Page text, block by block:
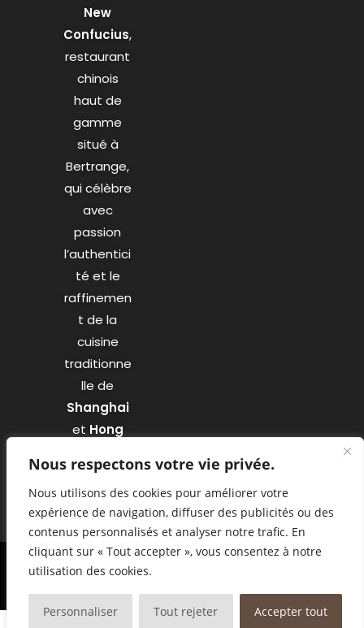
Nous respectons votre vie privée.
Nous utilisons des cookies pour améliorer votre
expérience de navigation, diffuser des publicités ou des
contenus personnalisés et analyser notre trafic. En
cliquant sur « Tout accepter », vous consentez à notre
utilisation des cookies.
Personnaliser Tout rejeter Accepter tout
New
Confucius,
restaurant
chinois
haut de
gamme
situé à
Bertrange,
qui célèbre
avec
passion
l’authentici
té et le
raffinemen
t de la
cuisine
traditionne
lle de
Shanghai
et Hong
© Copyright - Restaurant Confucius | Designed by Agency